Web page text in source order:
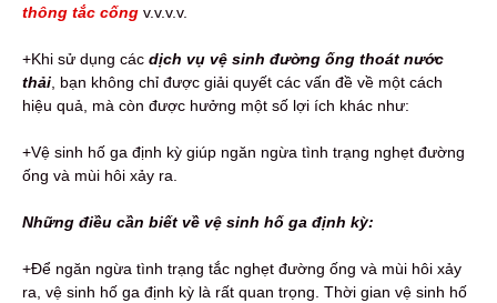
thông tắc cống v.v.v.v.
+Khi sử dụng các dịch vụ vệ sinh đường ống thoát nước
thải, bạn không chỉ được giải quyết các vấn đề về một cách
hiệu quả, mà còn được hưởng một số lợi ích khác như:
+Vệ sinh hố ga định kỳ giúp ngăn ngừa tình trạng nghẹt đường
ống và mùi hôi xảy ra.
Những điều cần biết về vệ sinh hố ga định kỳ:
+Để ngăn ngừa tình trạng tắc nghẹt đường ống và mùi hôi xảy
ra, vệ sinh hố ga định kỳ là rất quan trọng. Thời gian vệ sinh hố